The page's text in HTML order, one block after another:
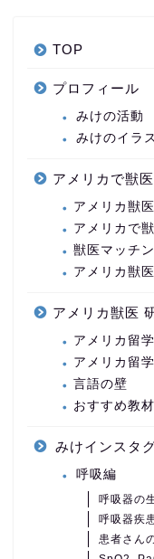
TOP
プロフィール
みけの活動
みけのイラ
アメリカで獣
アメリカ獣
アメリカで
獣医マッチ
アメリカ獣
アメリカ獣医
アメリカ留
アメリカ留
言語の壁
おすすめ教材
みけインスタ
呼吸編
呼吸器の
呼吸器疾
患者さん